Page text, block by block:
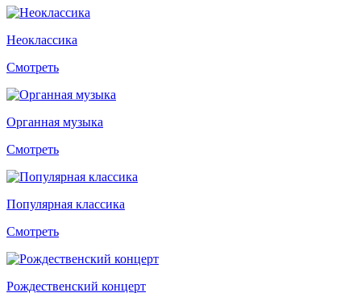
Неоклассика
Смотреть
Органная музыка
Смотреть
Популярная классика
Смотреть
Рождественский концерт